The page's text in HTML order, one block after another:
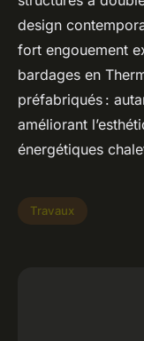
design
fort engouement
bardages en
préfabriqués :
améliorant
énergétiques
Travaux